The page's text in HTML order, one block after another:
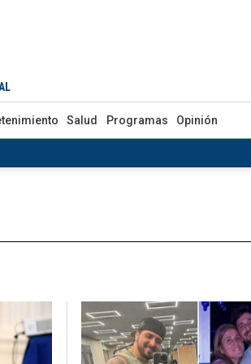
Salud Programas Opinión
Venezuela Nicolás Maduro
de las FARC